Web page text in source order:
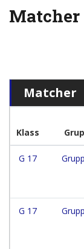
Matcher
Matcher
Klass
G 17
G 17